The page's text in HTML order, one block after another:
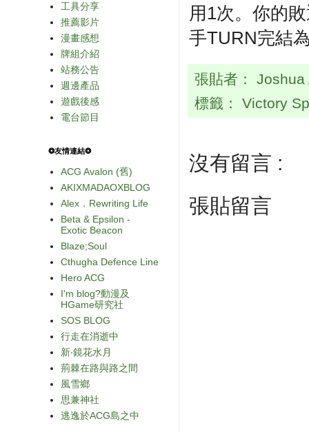
用1次。你的
手TURN完結
張貼者：
標籤： Victory
沒有留言 :
張貼留言
工具分享
推薦影片
漫畫感想
牌組介紹
站務公告
週邊產品
遊戲後感
電台節目
❂友情連結❂
ACG Avalon (舊)
AKIXMADAOXBLOG
Alex．Rewriting Life
Beta & Epsilon -
Exotic Beacon
Blaze;Soul
Cthugha Defence Line
Hero ACG
I'm blog?動漫及
HGame研究社
SOS BLOG
行走在消逝中
新‧鏡花水月
荊棘在路與路之間
風雪鄉
思兼神社
逃逸於ACG島之中